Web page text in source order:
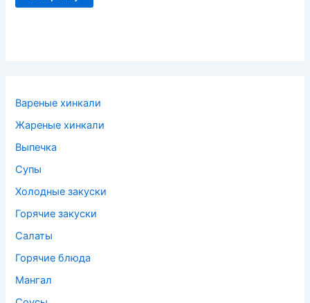
Вареные хинкали
Жареные хинкали
Выпечка
Супы
Холодные закуски
Горячие закуски
Салаты
Горячие блюда
Мангал